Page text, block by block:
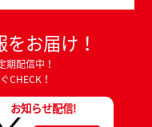
お届け！
期配信中！
CHECK！
お知らせ配信!